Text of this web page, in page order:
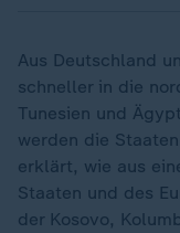
Aus Deutschland
schneller in die
Tunesien und
werden die
erklärt, wie aus
Staaten und des
der Kosovo,